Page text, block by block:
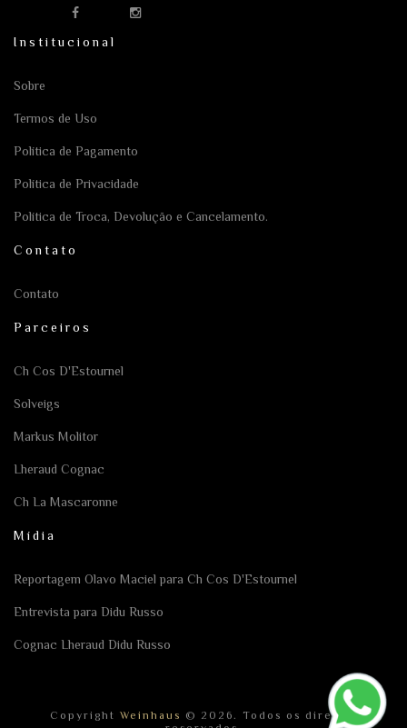
Institucional
Sobre
Termos de Uso
Política de Pagamento
Política de Privacidade
Política de Troca, Devolução e Cancelamento.
Contato
Contato
Parceiros
Ch Cos D'Estournel
Solveigs
Markus Molitor
Lheraud Cognac
Ch La Mascaronne
Mídia
Reportagem Olavo Maciel para Ch Cos D'Estournel
Entrevista para Didu Russo
Cognac Lheraud Didu Russo
Copyright Weinhaus © 2026. Todos os direitos